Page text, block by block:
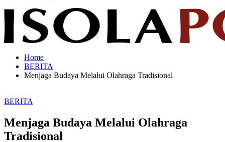
Home
BERITA
Menjaga Budaya Melalui Olahraga Tradisional
BERITA
Menjaga Budaya Melalui Olahraga
Tradisional